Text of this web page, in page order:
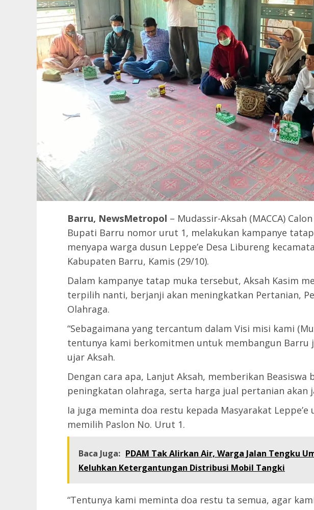
Barru, NewsMetropol – Mudassir-Aksah (MACCA)
Bupati Barru nomor urut 1, melakukan kampanye
menyapa warga dusun Leppe’e Desa Libureng
Kabupaten Barru, Kamis (29/10).
Dalam kampanye tatap muka tersebut, Aksah Kasim
terpilih nanti, berjanji akan meningkatkan Pertanian,
Olahraga.
“Sebagaimana yang tercantum dalam Visi misi kami
tentunya kami berkomitmen untuk membangun Barru
ujar Aksah.
Dengan cara apa, Lanjut Aksah, memberikan Beasiswa
peningkatan olahraga, serta harga jual pertanian akan
Ia juga meminta doa restu kepada Masyarakat
memilih Paslon No. Urut 1.
Baca Juga: PDAM Tak Alirkan Air, Warga Jalan Tengku
Keluhkan Ketergantungan Distribusi Mobil Tangki
“Tentunya kami meminta doa restu ta semua, agar